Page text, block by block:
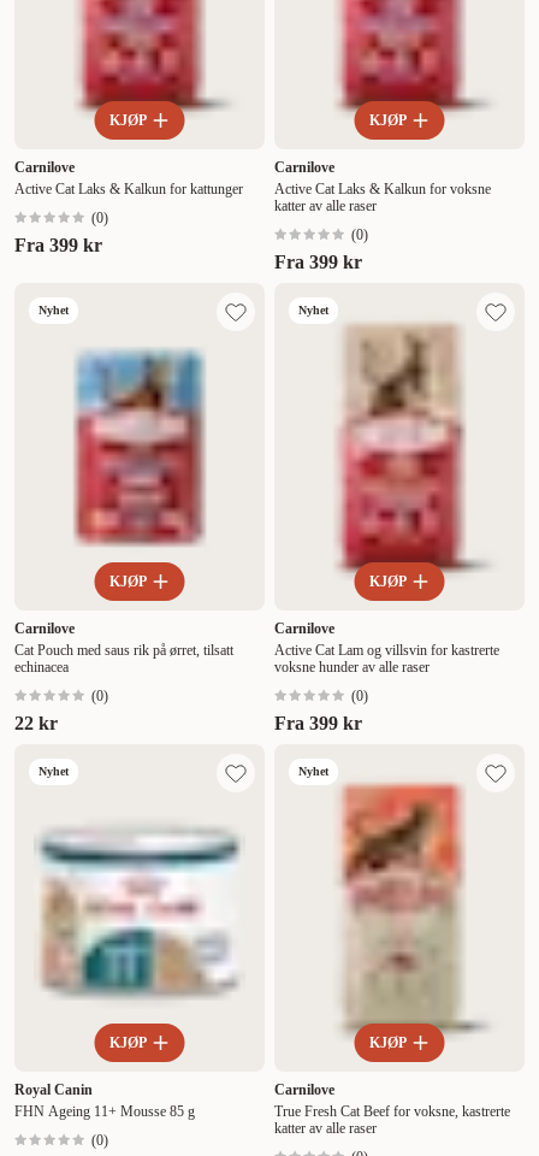
KJØP
Carnilove
Active Cat Laks & Kalkun for kattunger
(0)
Fra 399 kr
KJØP
Carnilove
Active Cat Laks & Kalkun for voksne
katter av alle raser
(0)
Fra 399 kr
Nyhet
KJØP
Carnilove
Cat Pouch med saus rik på ørret, tilsatt
echinacea
(0)
22 kr
Nyhet
KJØP
Carnilove
Active Cat Lam og villsvin for kastrerte
voksne hunder av alle raser
(0)
Fra 399 kr
Nyhet
KJØP
Royal Canin
FHN Ageing 11+ Mousse 85 g
(0)
Nyhet
KJØP
Carnilove
True Fresh Cat Beef for voksne, kastrerte
katter av alle raser